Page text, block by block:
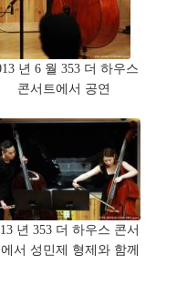
년 6 월 353 더 하우스
콘서트에서 공연
년 353 더 하우스 콘서
에서 성민제 형제와 함께